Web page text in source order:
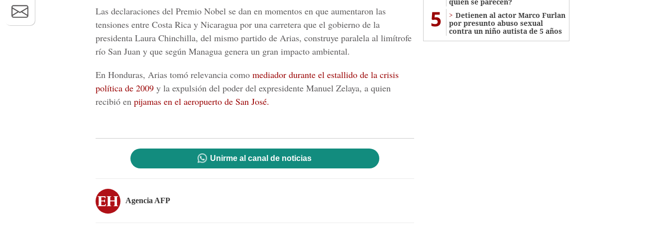
Las declaraciones del Premio Nobel se dan en momentos en que aumentaron las
tensiones entre Costa Rica y Nicaragua por una carretera que el gobierno de la
presidenta Laura Chinchilla, del mismo partido de Arias, construye paralela al limítrofe
río San Juan y que según Managua genera un gran impacto ambiental.
En Honduras, Arias tomó relevancia como mediador durante el estallido de la crisis
política de 2009 y la expulsión del poder del expresidente Manuel Zelaya, a quien
recibió en pijamas en el aeropuerto de San José.
Unirme al canal de noticias
Agencia AFP
5
Detienen al actor Marco Furlan
por presunto abuso sexual
contra un niño autista de 5 años